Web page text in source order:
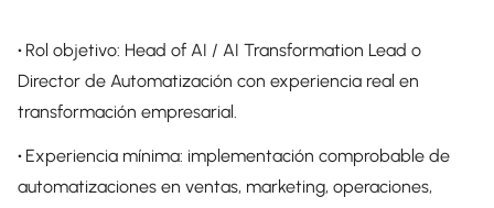
• Rol objetivo: Head of AI / AI Transformation Lead o
Director de Automatización con experiencia real en
transformación empresarial.
• Experiencia mínima: implementación comprobable de
automatizaciones en ventas, marketing, operaciones,